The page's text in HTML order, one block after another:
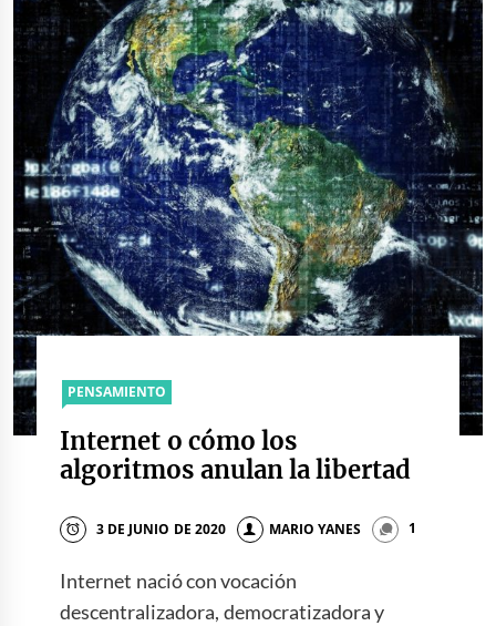
PENSAMIENTO
Internet o cómo los
algoritmos anulan la libertad
3 DE JUNIO DE 2020 MARIO YANES 1
Internet nació con vocación
descentralizadora, democratizadora y